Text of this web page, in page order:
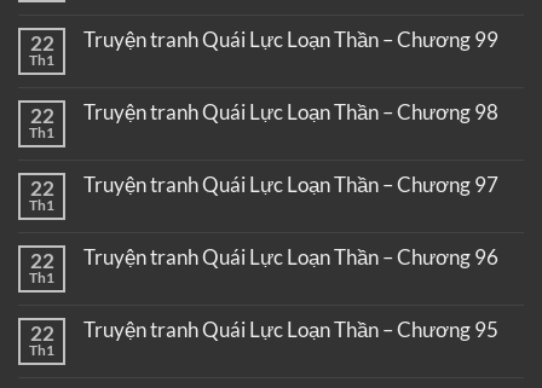
22
Th1
Truyện tranh Quái Lực Loạn Thần – Chương 99
22
Th1
Truyện tranh Quái Lực Loạn Thần – Chương 98
22
Th1
Truyện tranh Quái Lực Loạn Thần – Chương 97
22
Th1
Truyện tranh Quái Lực Loạn Thần – Chương 96
22
Th1
Truyện tranh Quái Lực Loạn Thần – Chương 95